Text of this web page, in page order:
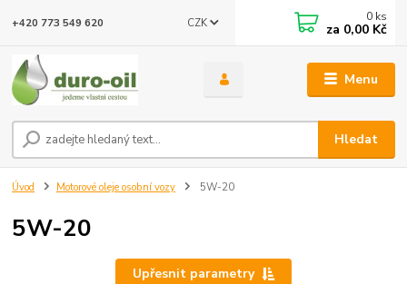
Menu
CZK
Hledat
+420 773 549 620 0 ks
za 0,00 Kč
Úvod Motorové oleje osobní vozy 5W-20
5W-20
Upřesnit parametry